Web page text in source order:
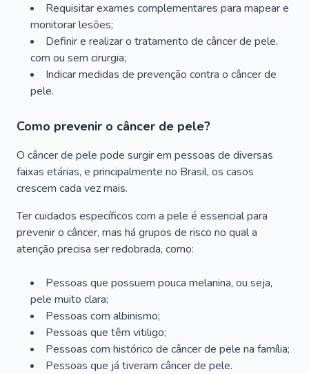
Requisitar exames complementares para mapear e
monitorar lesões;
Definir e realizar o tratamento de câncer de pele,
com ou sem cirurgia;
Indicar medidas de prevenção contra o câncer de
pele.
Como prevenir o câncer de pele?
O câncer de pele pode surgir em pessoas de diversas
faixas etárias, e principalmente no Brasil, os casos
crescem cada vez mais.
Ter cuidados específicos com a pele é essencial para
prevenir o câncer, mas há grupos de risco no qual a
atenção precisa ser redobrada, como:
Pessoas que possuem pouca melanina, ou seja,
pele muito clara;
Pessoas com albinismo;
Pessoas que têm vitiligo;
Pessoas com histórico de câncer de pele na família;
Pessoas que já tiveram câncer de pele.